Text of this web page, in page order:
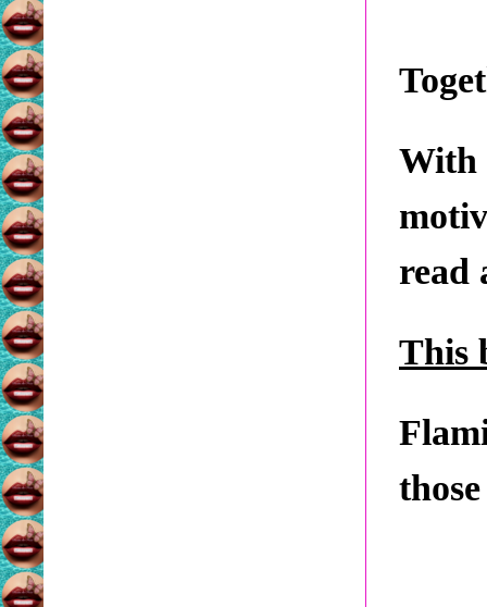
With
read
This